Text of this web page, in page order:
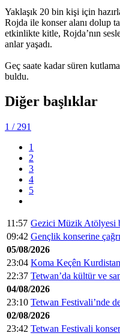
Yaklaşık 20 bin kişi için
Rojda ile konser alanı dolup
etkinlikte kitle, Rojda’nın
anlar yaşadı.
Geç saate kadar süren
buldu.
Diğer başlıklar
1 / 291
1
2
3
4
5
11:57 Gezici Müzik Atölyesi
09:42 Gençlik konserine çağrı
05/08/2026
23:04 Koma Keçên
22:37 Tetwan’da kültür ve
04/08/2026
23:10 Tetwan Festivali’nde
02/08/2026
23:42 Tetwan Festivali